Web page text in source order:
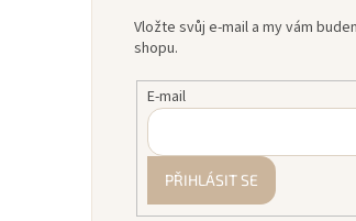
Vložte svůj e-mail a my vám
shopu.
E-mail
PŘIHLÁSIT SE